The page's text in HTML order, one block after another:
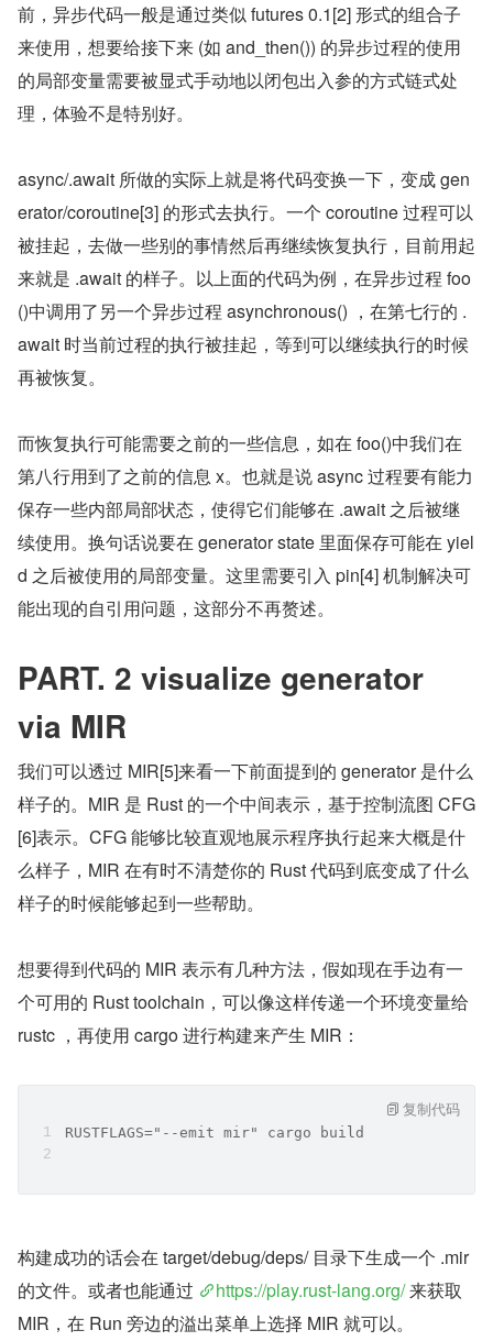
前，异步代码一般是通过类似 futures 0.1[2] 形式的组合子
来使用，想要给接下来 (如 and_then()) 的异步过程的使用
的局部变量需要被显式手动地以闭包出入参的方式链式处
理，体验不是特别好。
async/.await 所做的实际上就是将代码变换一下，变成 gen
erator/coroutine[3] 的形式去执行。一个 coroutine 过程可以
被挂起，去做一些别的事情然后再继续恢复执行，目前用起
来就是 .await 的样子。以上面的代码为例，在异步过程 foo
()中调用了另一个异步过程 asynchronous() ，在第七行的 .
await 时当前过程的执行被挂起，等到可以继续执行的时候
再被恢复。
而恢复执行可能需要之前的一些信息，如在 foo()中我们在
第八行用到了之前的信息 x。也就是说 async 过程要有能力
保存一些内部局部状态，使得它们能够在 .await 之后被继
续使用。换句话说要在 generator state 里面保存可能在 yiel
d 之后被使用的局部变量。这里需要引入 pin[4] 机制解决可
能出现的自引用问题，这部分不再赘述。
PART. 2 visualize generator
via MIR
我们可以透过 MIR[5]来看一下前面提到的 generator 是什么
样子的。MIR 是 Rust 的一个中间表示，基于控制流图 CFG
[6]表示。CFG 能够比较直观地展示程序执行起来大概是什
么样子，MIR 在有时不清楚你的 Rust 代码到底变成了什么
样子的时候能够起到一些帮助。
想要得到代码的 MIR 表示有几种方法，假如现在手边有一
个可用的 Rust toolchain，可以像这样传递一个环境变量给
rustc ，再使用 cargo 进行构建来产生 MIR：
RUSTFLAGS="--emit mir" cargo build
复制代码
构建成功的话会在 target/debug/deps/ 目录下生成一个 .mir
的文件。或者也能通过
https://play.rust-lang.org/ 来获取
MIR，在 Run 旁边的溢出菜单上选择 MIR 就可以。